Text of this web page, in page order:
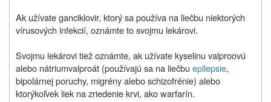
Ak užívate ganciklovir, ktorý sa používa na liečbu niektorých
vírusových infekcií, oznámte to svojmu lekárovi.
Svojmu lekárovi tiež oznámte, ak užívate kyselinu valproovú
alebo nátriumvalproát (používajú sa na liečbu epilepsie,
bipolárnej poruchy, migrény alebo schizofrénie) alebo
ktorýkoľvek liek na zriedenie krvi, ako warfarín.